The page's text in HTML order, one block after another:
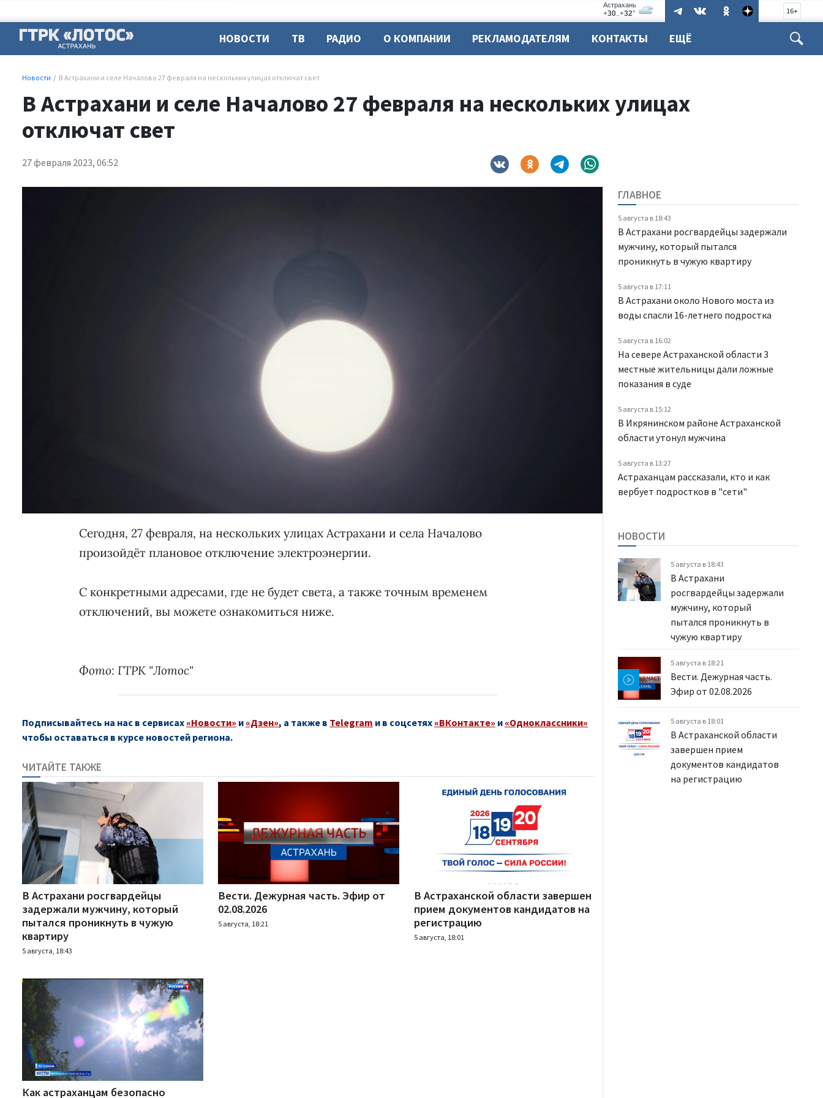
16+
НОВОСТИ ТВ РАДИО О КОМПАНИИ РЕКЛАМОДАТЕЛЯМ КОНТАКТЫ ЕЩЁ
Новости В Астрахани и селе Началово 27 февраля на нескольких улицах отключат свет
В Астрахани и селе Началово 27 февраля на нескольких улицах
отключат свет
27 февраля 2023, 06:52
ГЛАВНОЕ
5 августа в 18:43
В Астрахани росгвардейцы задержали
мужчину, который пытался
проникнуть в чужую квартиру
5 августа в 17:11
В Астрахани около Нового моста из
воды спасли 16-летнего подростка
5 августа в 16:02
На севере Астраханской области 3
местные жительницы дали ложные
показания в суде
5 августа в 15:12
В Икрянинском районе Астраханской
области утонул мужчина
5 августа в 13:27
Астраханцам рассказали, кто и как
вербует подростков в "сети"
Сегодня, 27 февраля, на нескольких улицах Астрахани и села Началово
произойдёт плановое отключение электроэнергии.
С конкретными адресами, где не будет света, а также точным временем
отключений, вы можете ознакомиться ниже.
Фото: ГТРК "Лотос"
Подписывайтесь на нас в сервисах «Новости» и «Дзен», а также в Telegram и в соцсетях «ВКонтакте» и «Одноклассники»
чтобы оставаться в курсе новостей региона.
ЧИТАЙТЕ ТАКЖЕ
В Астрахани росгвардейцы
задержали мужчину, который
пытался проникнуть в чужую
квартиру
5 августа, 18:43
Вести. Дежурная часть. Эфир от
02.08.2026
5 августа, 18:21
В Астраханской области завершен
прием документов кандидатов на
регистрацию
5 августа, 18:01
Как астраханцам безопасно
НОВОСТИ
5 августа в 18:43
В Астрахани
росгвардейцы задержали
мужчину, который
пытался проникнуть в
чужую квартиру
5 августа в 18:21
Вести. Дежурная часть.
Эфир от 02.08.2026
5 августа в 18:01
В Астраханской области
завершен прием
документов кандидатов
на регистрацию